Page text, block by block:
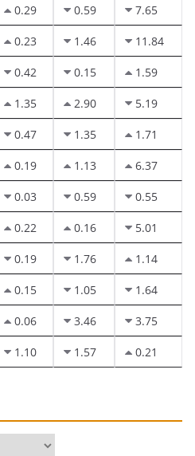
0.29 0.59 7.65
0.23 1.46 11.84
0.42 0.15 1.59
1.35 2.90 5.19
0.47 1.35 1.71
0.19 1.13 6.37
0.03 0.59 0.55
0.22 0.16 5.01
0.19 1.76 1.14
0.15 1.05 1.64
0.06 3.46 3.75
1.10 1.57 0.21